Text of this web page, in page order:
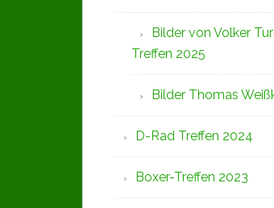
Bilder von Volker
Treffen 2025
Bilder Thomas
D-Rad Treffen 2024
Boxer-Treffen 2023